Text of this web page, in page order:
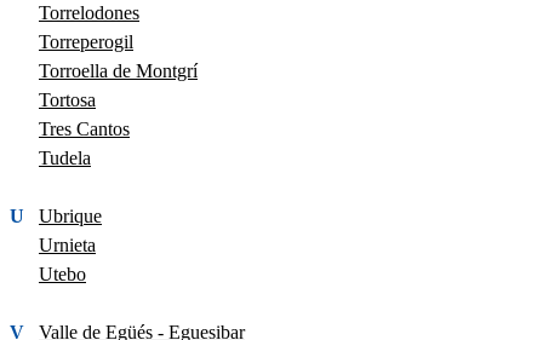
Torrelodones
Torreperogil
Torroella de Montgrí
Tortosa
Tres Cantos
Tudela
U
Ubrique
Urnieta
Utebo
V
Valle de Egüés - Eguesibar